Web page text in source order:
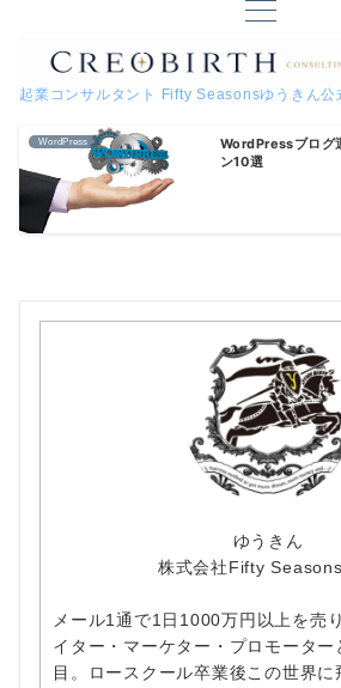
起業コンサルタント Fifty Seasonsゆうきん公
WordPress
WordPressブログ
ン10選
ゆうきん
株式会社Fifty
メール1通で1日1000万円以上を売
イター・マーケター・プロモータ
目。ロースクール卒業後この世界に